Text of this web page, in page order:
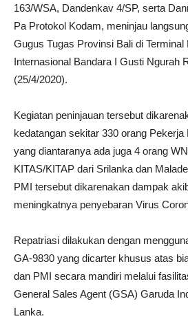
163/WSA, Dandenkav 4/SP, serta
Pa Protokol Kodam, meninjau
Gugus Tugas Provinsi Bali di Terminal
Internasional Bandara I Gusti Ngurah
(25/4/2020).
Kegiatan peninjauan tersebut
kedatangan sekitar 330 orang
yang diantaranya ada juga 4 orang
KITAS/KITAP dari Srilanka dan
PMI tersebut dikarenakan dampak
meningkatnya penyebaran Virus
Repatriasi dilakukan dengan
GA-9830 yang dicarter khusus atas
dan PMI secara mandiri melalui
General Sales Agent (GSA) Garuda
Lanka.